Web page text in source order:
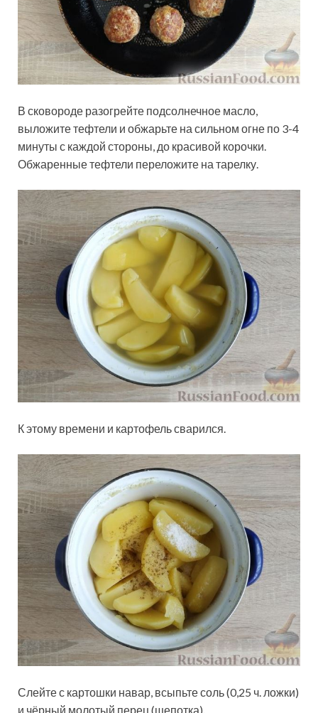
В сковороде разогрейте подсолнечное масло,
выложите тефтели и обжарьте на сильном огне по 3-4
минуты с каждой стороны, до красивой корочки.
Обжаренные тефтели переложите на тарелку.
К этому времени и картофель сварился.
Слейте с картошки навар, всыпьте соль (0,25 ч. ложки)
и чёрный молотый перец (щепотка).